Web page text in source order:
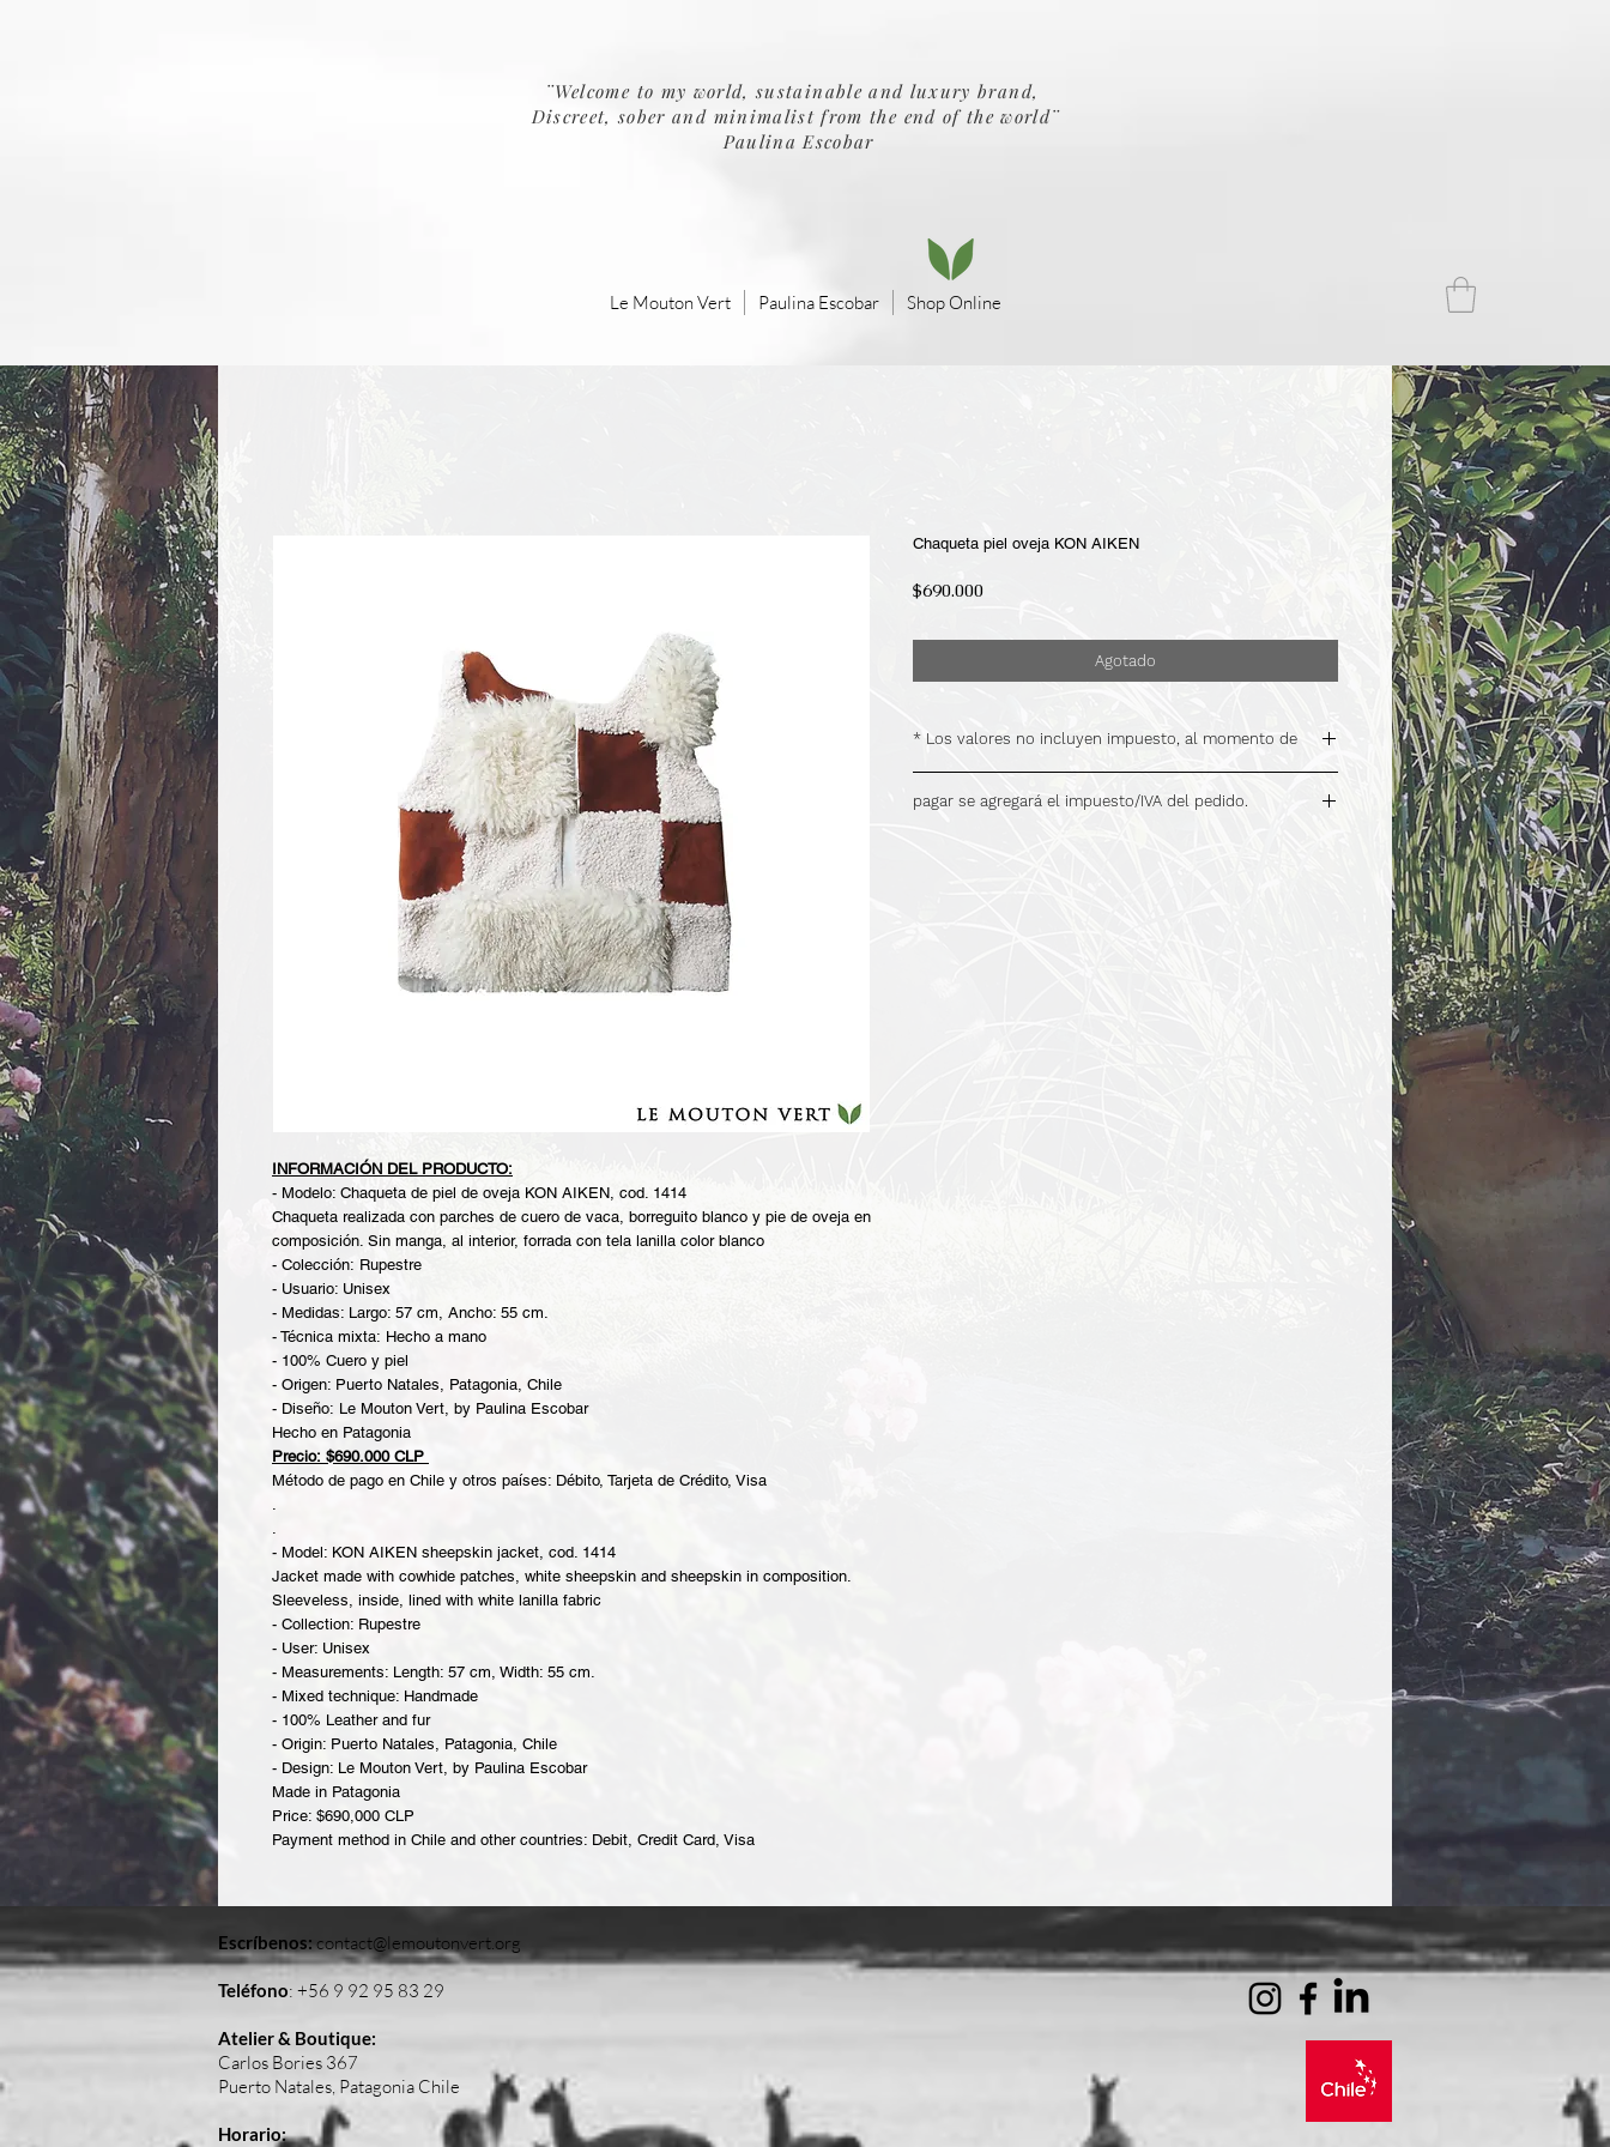
¨Welcome to my world, sustainable and luxury brand,
Discreet, sober and minimalist from the end of the world¨
Paulina Escobar
Le Mouton Vert Paulina Escobar Shop Online
INFORMACIÓN DEL PRODUCTO:
- Modelo: Chaqueta de piel de oveja KON AIKEN, cod. 1414
Chaqueta realizada con parches de cuero de vaca, borreguito blanco y pie de oveja en
composición. Sin manga, al interior, forrada con tela lanilla color blanco
- Colección: Rupestre
- Usuario: Unisex
- Medidas: Largo: 57 cm, Ancho: 55 cm.
- Técnica mixta: Hecho a mano
- 100% Cuero y piel
- Origen: Puerto Natales, Patagonia, Chile
- Diseño: Le Mouton Vert, by Paulina Escobar
Hecho en Patagonia
Precio: $690.000 CLP
Método de pago en Chile y otros países: Débito, Tarjeta de Crédito, Visa
- Model: KON AIKEN sheepskin jacket, cod. 1414
Jacket made with cowhide patches, white sheepskin and sheepskin in composition.
Sleeveless, inside, lined with white lanilla fabric
- Collection: Rupestre
- User: Unisex
- Measurements: Length: 57 cm, Width: 55 cm.
- Mixed technique: Handmade
- 100% Leather and fur
- Origin: Puerto Natales, Patagonia, Chile
- Design: Le Mouton Vert, by Paulina Escobar
Made in Patagonia
Price: $690,000 CLP
Payment method in Chile and other countries: Debit, Credit Card, Visa
Chaqueta piel oveja KON AIKEN
$690.000Precio
Agotado
* Los valores no incluyen impuesto, al momento de
pagar se agregará el impuesto/IVA del pedido.
Escríbenos: contact@lemoutonvert.org
Teléfono: +56 9 92 95 83 29
Atelier & Boutique:
Carlos Bories 367
Puerto Natales, Patagonia Chile
Horario: